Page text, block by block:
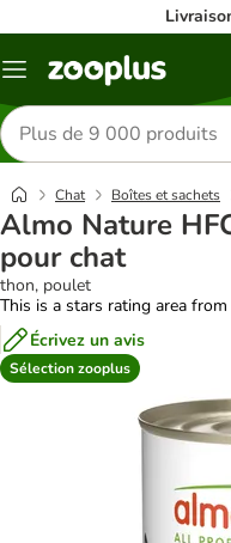
Menu
Rechercher
des
produits
Chat Boîtes et sachets
Almo Nature
pour chat
thon, poulet
This is a stars rating area
Écrivez un avis
Sélection zooplus